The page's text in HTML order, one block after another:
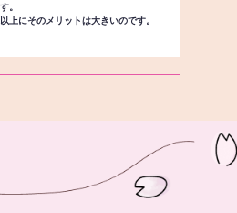
。
上にそのメリットは大きいのです。